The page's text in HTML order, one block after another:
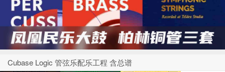
Cubase Logic 管弦乐配乐工程 含总谱